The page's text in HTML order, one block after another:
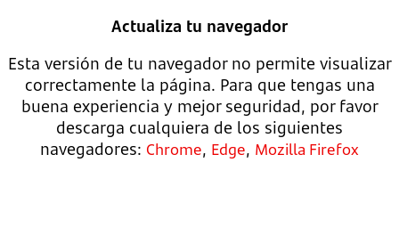
Actualiza tu navegador
Esta versión de tu navegador no permite visualizar
correctamente la página. Para que tengas una
buena experiencia y mejor seguridad, por favor
descarga cualquiera de los siguientes
navegadores: Chrome, Edge, Mozilla Firefox